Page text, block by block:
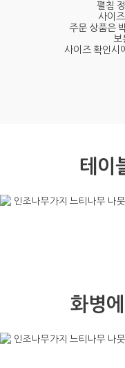
펼침
사이
주문 상품은
보
사이즈 확인시
테이
화병